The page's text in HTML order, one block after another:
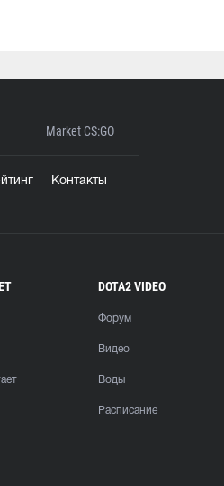
Market CS:GO
Контакты
DOTA2 VIDEO
Форум
Видео
Воды
Расписание